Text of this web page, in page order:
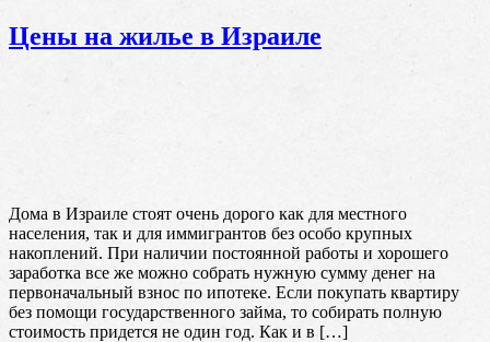
Цены на жилье в Израиле
Дома в Израиле стоят очень дорого как для местного
населения, так и для иммигрантов без особо крупных
накоплений. При наличии постоянной работы и хорошего
заработка все же можно собрать нужную сумму денег на
первоначальный взнос по ипотеке. Если покупать квартиру
без помощи государственного займа, то собирать полную
стоимость придется не один год. Как и в […]